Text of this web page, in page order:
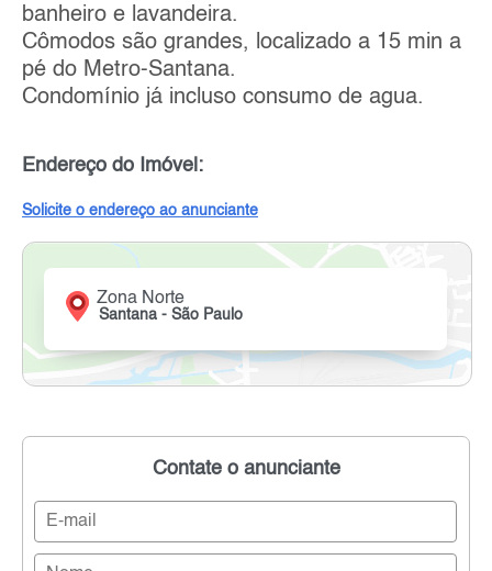
banheiro e lavandeira.
Cômodos são grandes, localizado a 15 min a
pé do Metro-Santana.
Condomínio já incluso consumo de agua.
Endereço do Imóvel:
Solicite o endereço ao anunciante
Zona Norte
Santana - São Paulo
Contate o anunciante